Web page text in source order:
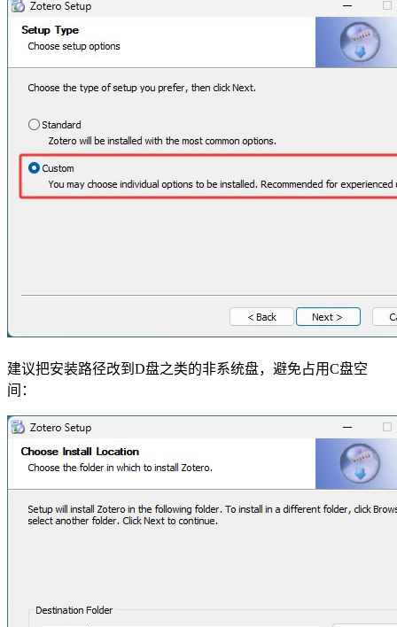
建议把安装路径改到D盘之类的非系统盘，避免占用C盘空
间：